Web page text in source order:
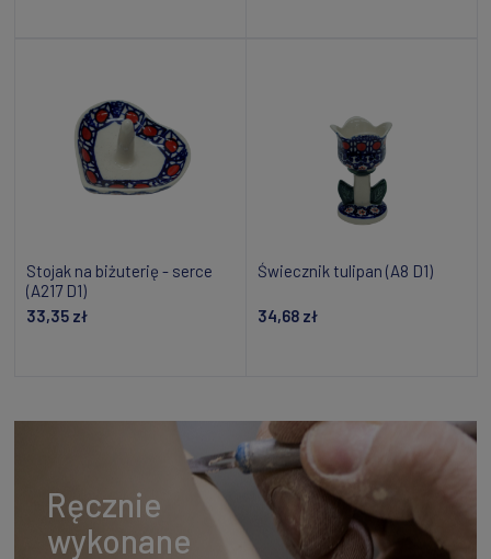
Stojak na biżuterię - serce
(A217 D1)
33,35 zł
Świecznik tulipan (A8 D1)
34,68 zł
Ręcznie
wykonane